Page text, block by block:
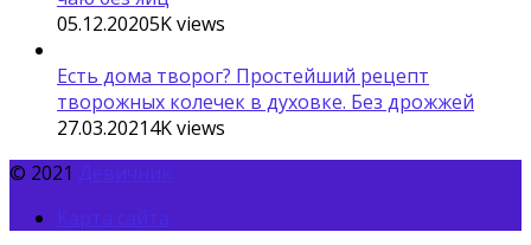
05.12.20205Kviews
Есть дома творог? Простейший рецепт
творожных колечек в духовке. Без дрожжей
27.03.20214Kviews
© 2021